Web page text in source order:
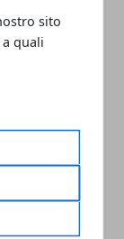
sito
quali
aver
iportasurf